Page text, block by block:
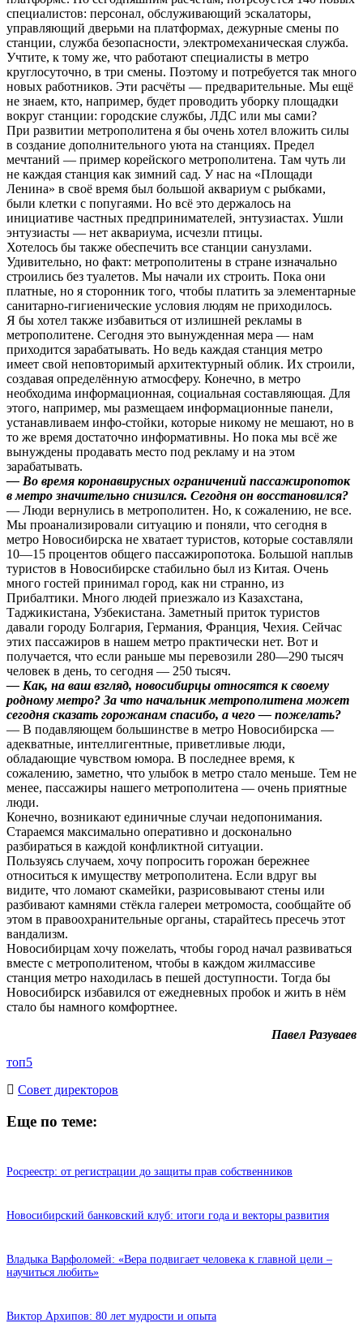
специалистов: персонал, обслуживающий эскалаторы,
управляющий дверьми на платформах, дежурные смены по
станции, служба безопасности, электромеханическая служба.
Учтите, к тому же, что работают специалисты в метро
круглосуточно, в три смены. Поэтому и потребуется так много
новых работников. Эти расчёты — предварительные. Мы ещё
не знаем, кто, например, будет проводить уборку площадки
вокруг станции: городские службы, ЛДС или мы сами?
При развитии метрополитена я бы очень хотел вложить силы
в создание дополнительного уюта на станциях. Предел
мечтаний — пример корейского метрополитена. Там чуть ли
не каждая станция как зимний сад. У нас на «Площади
Ленина» в своё время был большой аквариум с рыбками,
были клетки с попугаями. Но всё это держалось на
инициативе частных предпринимателей, энтузиастах. Ушли
энтузиасты — нет аквариума, исчезли птицы.
Хотелось бы также обеспечить все станции санузлами.
Удивительно, но факт: метрополитены в стране изначально
строились без туалетов. Мы начали их строить. Пока они
платные, но я сторонник того, чтобы платить за элементарные
санитарно-гигиенические условия людям не приходилось.
Я бы хотел также избавиться от излишней рекламы в
метрополитене. Сегодня это вынужденная мера — нам
приходится зарабатывать. Но ведь каждая станция метро
имеет свой неповторимый архитектурный облик. Их строили,
создавая определённую атмосферу. Конечно, в метро
необходима информационная, социальная составляющая. Для
этого, например, мы размещаем информационные панели,
устанавливаем инфо-стойки, которые никому не мешают, но в
то же время достаточно информативны. Но пока мы всё же
вынуждены продавать место под рекламу и на этом
зарабатывать.
— Во время коронавирусных ограничений пассажиропоток
в метро значительно снизился. Сегодня он восстановился?
— Люди вернулись в метрополитен. Но, к сожалению, не все.
Мы проанализировали ситуацию и поняли, что сегодня в
метро Новосибирска не хватает туристов, которые составляли
10—15 процентов общего пассажиропотока. Большой наплыв
туристов в Новосибирске стабильно был из Китая. Очень
много гостей принимал город, как ни странно, из
Прибалтики. Много людей приезжало из Казахстана,
Таджикистана, Узбекистана. Заметный приток туристов
давали городу Болгария, Германия, Франция, Чехия. Сейчас
этих пассажиров в нашем метро практически нет. Вот и
получается, что если раньше мы перевозили 280—290 тысяч
человек в день, то сегодня — 250 тысяч.
— Как, на ваш взгляд, новосибирцы относятся к своему
родному метро? За что начальник метрополитена может
сегодня сказать горожанам спасибо, а чего — пожелать?
— В подавляющем большинстве в метро Новосибирска —
адекватные, интеллигентные, приветливые люди,
обладающие чувством юмора. В последнее время, к
сожалению, заметно, что улыбок в метро стало меньше. Тем не
менее, пассажиры нашего метрополитена — очень приятные
люди.
Конечно, возникают единичные случаи недопонимания.
Стараемся максимально оперативно и досконально
разбираться в каждой конфликтной ситуации.
Пользуясь случаем, хочу попросить горожан бережнее
относиться к имуществу метрополитена. Если вдруг вы
видите, что ломают скамейки, разрисовывают стены или
разбивают камнями стёкла галереи метромоста, сообщайте об
этом в правоохранительные органы, старайтесь пресечь этот
вандализм.
Новосибирцам хочу пожелать, чтобы город начал развиваться
вместе с метрополитеном, чтобы в каждом жилмассиве
станция метро находилась в пешей доступности. Тогда бы
Новосибирск избавился от ежедневных пробок и жить в нём
стало бы намного комфортнее.
Павел Разуваев
топ5
Cовет директоров
Еще по теме:
Росреестр: от регистрации до защиты прав собственников
Новосибирский банковский клуб: итоги года и векторы развития
Владыка Варфоломей: «Вера подвигает человека к главной цели –
научиться любить»
Виктор Архипов: 80 лет мудрости и опыта